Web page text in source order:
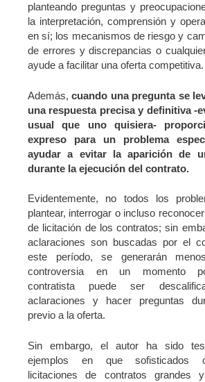
planteando preguntas y
la interpretación, comprensión y
en sí; los mecanismos de riesgo y
de errores y discrepancias o
ayude a facilitar una oferta competitiva.
Además,cuando una pregunta se
una respuesta precisa y definitiva -
usual que uno quisiera-
expreso para un problema
ayudar a evitar la aparición de
durante la ejecución del contrato.
Evidentemente, no todos los
plantear, interrogar o incluso
de licitación de los contratos; sin
aclaraciones son buscadas por el
este período, se generarán
controversia en un momento
contratista puede ser
aclaraciones y hacer preguntas
previo a la oferta.
Sin embargo, el autor ha sido
ejemplos en que sofisticados
licitaciones de contratos grandes